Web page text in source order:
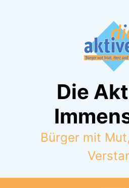
Die
Bürger mit